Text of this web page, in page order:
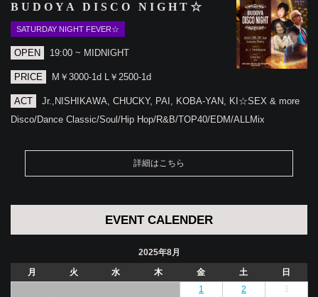
BUDOYA DISCO NIGHT☆
SATURDAY NIGHT FEVER☆
OPEN 19:00 ~ MIDNIGHT
PRICE M￥3000-1d L￥2500-1d
ACT
Jr.,NISHIKAWA, CHUCKY, PAI, KOBA-YAN, KI☆SEX & more
Disco/Dance Classic/Soul/Hip Hop/R&B/TOP40/EDM/ALLMix
詳細はこちら
EVENT CALENDER
2025年8月
月
火 水 木 金 土
日
1
2
3